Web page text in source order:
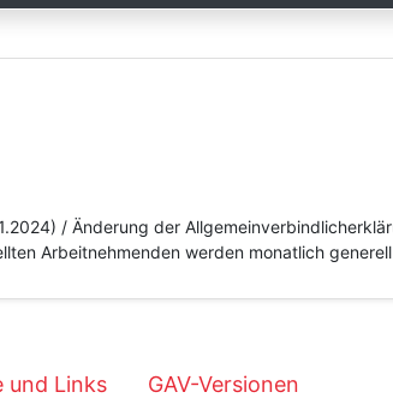
/ Änderung der
Arbeitnehmenden werden monatlich
und Links GAV-Versionen